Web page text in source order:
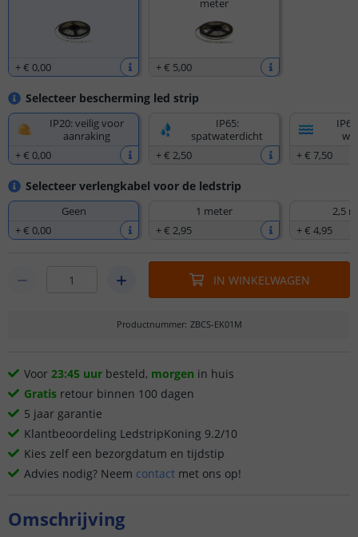
+€ 0,00
meter
+€ 5,00
Selecteer bescherming led strip
IP20: veilig voor
aanraking
+€ 0,00
IP65:
spatwaterdicht
+€ 2,50
+€ 7,50
Selecteer verlengkabel voor de ledstrip
Geen
+€ 0,00
1 meter
+€ 2,95
2,5
+€ 4,95
IN WINKELWAGEN
Productnummer: ZBCS-EK01M
Voor 23:45 uur besteld, morgen in huis
Gratis retour binnen 100 dagen
5 jaar garantie
Klantbeoordeling LedstripKoning 9.2/10
Kies zelf een bezorgdatum en tijdstip
Advies nodig? Neem contact met ons op!
Omschrijving